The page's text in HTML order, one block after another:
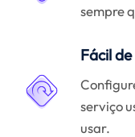
sempre
Fácil
serviço
usar.